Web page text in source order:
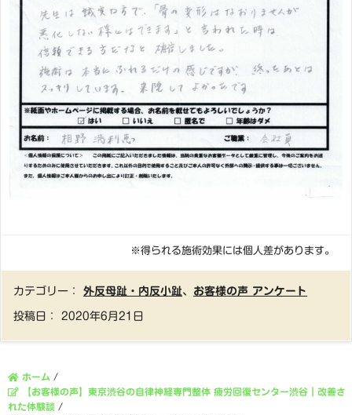
※得られる施術効果には個人差があります。
カテゴリー： 外反母趾・内反小趾、 お客様の声 アンケート
投稿日： 2020年6月21日
ホーム /
【お客様の声】東京渋谷の自律神経専門整体 疲労回復センター渋谷｜改善さ
れた体験談 /